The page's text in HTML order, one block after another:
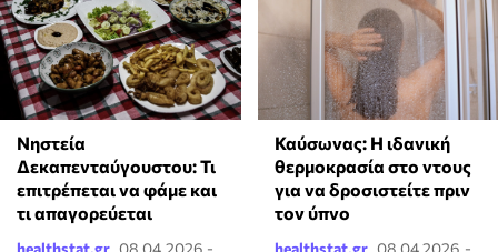
Νηστεία
Δεκαπενταύγουστου: Τι
επιτρέπεται να φάμε και
τι απαγορεύεται
healthstat.gr 08.04.2026 -
⁠Καύσωνας: Η ιδανική
θερμοκρασία στο ντους
για να δροσιστείτε πριν
τον ύπνο
healthstat.gr 08.04.2026 -